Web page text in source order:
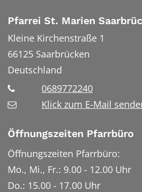
Pfarrei St. Marien
Kleine Kirchenstraße 1
66125 Saarbrücken
Deutschland
0689772240
Klick zum E-Mail
Öffnungszeiten Pfarrbüro
Öffnungszeiten Pfarrbüro:
Mo., Mi., Fr.: 9.00 - 12.00 Uhr
Do.: 15.00 - 17.00 Uhr